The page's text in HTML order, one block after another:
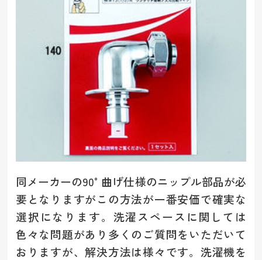
同メーカーの90°曲げ仕様のニップル部品が必
要となりますがこの方法が一番安価で確実な
選択になります。洗濯スペースに関しては
色々な問題があり多くのご質問をいただいて
おりますが、解決方法は様々です。洗濯機を